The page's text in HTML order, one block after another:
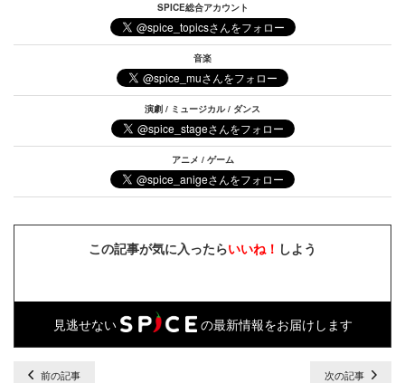
SPICE総合アカウント
音楽
演劇 / ミュージカル / ダンス
アニメ / ゲーム
この記事が気に入ったらいいね！ しよう
見逃せない の最新情報をお届けします
前の記事 次の記事